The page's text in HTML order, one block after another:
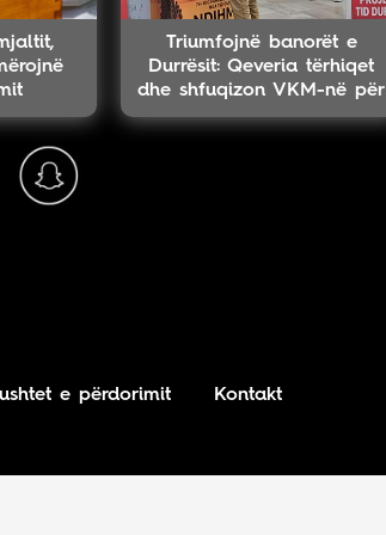
Triumfojnë banorët e
Durrësit: Qeveria tërhiqet
dhe shfuqizon VKM-në për
projektin TID
e përdorimit Kontakt